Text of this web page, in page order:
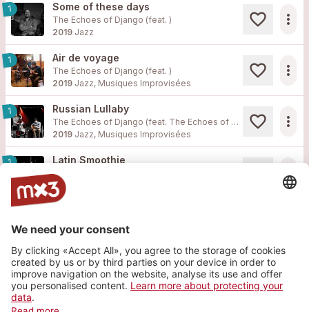
1 Some of these days
The Echoes of Django (feat. )
2019 Jazz
more_horiz
1 Air de voyage
The Echoes of Django (feat. )
2019 Jazz, Musiques Improvisées
more_horiz
1 Russian Lullaby
The Echoes of Django (feat. The Echoes of Django
)
2019 Jazz, Musiques Improvisées
more_horiz
1 Latin Smoothie
The Echoes of Django (feat.
2019
more_horiz
Website